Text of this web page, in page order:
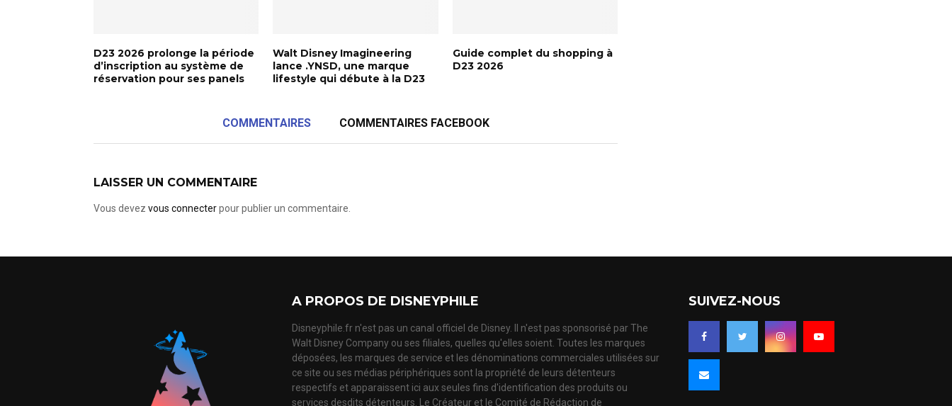
D23 2026 prolonge la période
d’inscription au système de
réservation pour ses panels
Walt Disney Imagineering
lance .YNSD, une marque
lifestyle qui débute à la D23
Guide complet du shopping à
D23 2026
COMMENTAIRES COMMENTAIRES FACEBOOK
LAISSER UN COMMENTAIRE
Vous devez vous connecterpour publier un commentaire.
A PROPOS DE DISNEYPHILE
Disneyphile.fr n'est pas un canal officiel de Disney. Il n'est pas sponsorisé par The
Walt Disney Company ou ses filiales, quelles qu'elles soient. Toutes les marques
déposées, les marques de service et les dénominations commerciales utilisées sur
ce site ou ses médias périphériques sont la propriété de leurs détenteurs
respectifs et apparaissent ici aux seules fins d'identification des produits ou
services desdits détenteurs. Le Créateur et le Comité de Rédaction de
SUIVEZ-NOUS